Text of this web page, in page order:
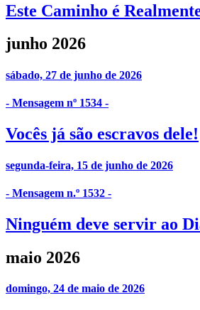
Este Caminho é
junho 2026
sábado, 27 de junho de 2026
- Mensagem nº 1534 -
Vocês já são escravos dele!
segunda-feira, 15 de junho de 2026
- Mensagem n.º 1532 -
Ninguém deve servir ao
maio 2026
domingo, 24 de maio de 2026